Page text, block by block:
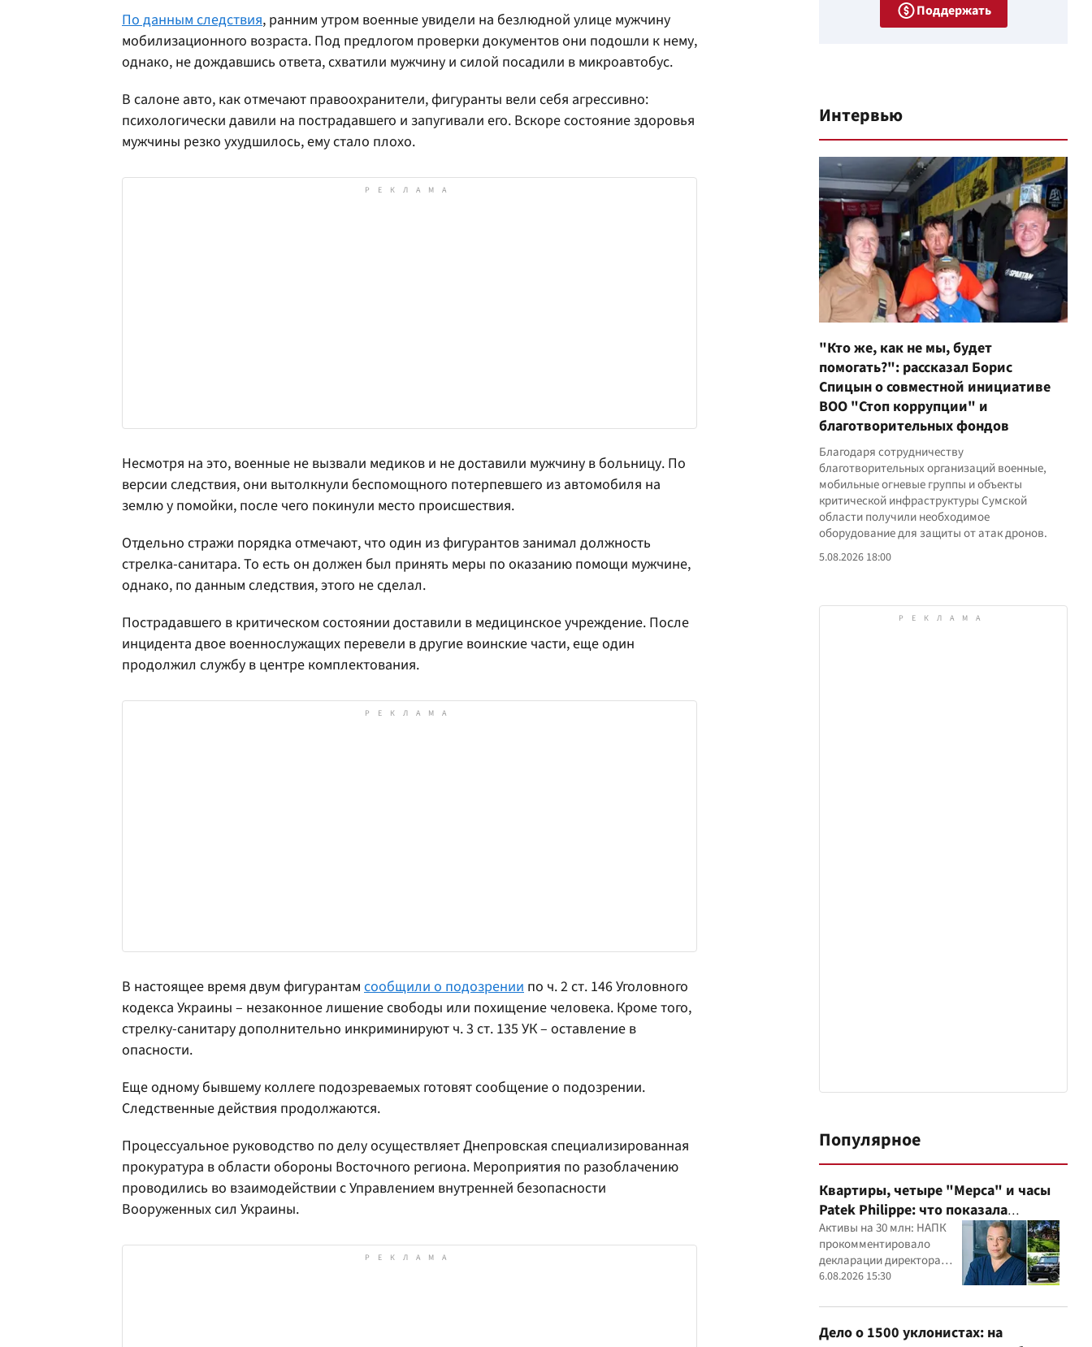
По данным следствия, ранним утром военные увидели на безлюдной улице мужчину
мобилизационного возраста. Под предлогом проверки документов они подошли к нему,
однако, не дождавшись ответа, схватили мужчину и силой посадили в микроавтобус.
В салоне авто, как отмечают правоохранители, фигуранты вели себя агрессивно:
психологически давили на пострадавшего и запугивали его. Вскоре состояние здоровья
мужчины резко ухудшилось, ему стало плохо.
Несмотря на это, военные не вызвали медиков и не доставили мужчину в больницу. По
версии следствия, они вытолкнули беспомощного потерпевшего из автомобиля на
землю у помойки, после чего покинули место происшествия.
Отдельно стражи порядка отмечают, что один из фигурантов занимал должность
стрелка-санитара. То есть он должен был принять меры по оказанию помощи мужчине,
однако, по данным следствия, этого не сделал.
Пострадавшего в критическом состоянии доставили в медицинское учреждение. После
инцидента двое военнослужащих перевели в другие воинские части, еще один
продолжил службу в центре комплектования.
В настоящее время двум фигурантам сообщили о подозрении по ч. 2 ст. 146 Уголовного
кодекса Украины – незаконное лишение свободы или похищение человека. Кроме того,
стрелку-санитару дополнительно инкриминируют ч. 3 ст. 135 УК – оставление в
опасности.
Еще одному бывшему коллеге подозреваемых готовят сообщение о подозрении.
Следственные действия продолжаются.
Процессуальное руководство по делу осуществляет Днепровская специализированная
прокуратура в области обороны Восточного региона. Мероприятия по разоблачению
проводились во взаимодействии с Управлением внутренней безопасности
Вооруженных сил Украины.
Поддержать
Интервью
"Кто же, как не мы, будет
помогать?": рассказал Борис
Спицын о совместной инициативе
ВОО "Стоп коррупции" и
благотворительных фондов
Благодаря сотрудничеству
благотворительных организаций военные,
мобильные огневые группы и объекты
критической инфраструктуры Сумской
области получили необходимое
оборудование для защиты от атак дронов.
5.08.2026 18:00
Популярное
Квартиры, четыре "Мерса" и часы
Patek Philippe: что показала
проверка деклараций руководителя
детского кардиоцентра
Маньковского и что говорит НАПК?
Активы на 30 млн: НАПК
прокомментировало
декларации директора
кардиоцентра Георгия
6.08.2026 15:30
Дело о 1500 уклонистах: на